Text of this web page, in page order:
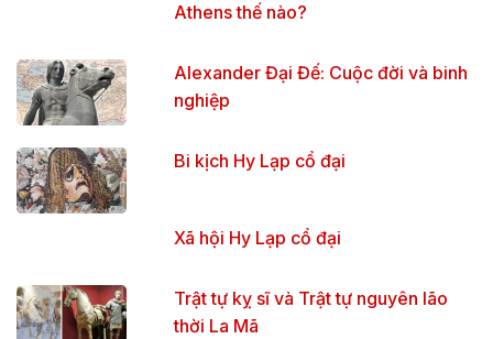
Athens thế nào?
Alexander Đại Đế: Cuộc đời và binh
nghiệp
Bi kịch Hy Lạp cổ đại
Xã hội Hy Lạp cổ đại
Trật tự kỵ sĩ và Trật tự nguyên lão
thời La Mã